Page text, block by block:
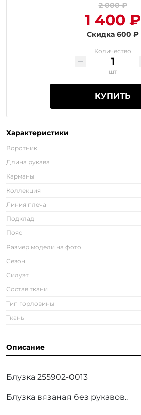
2 000 ₽
1 400 ₽
Скидка 600 ₽
Количество
шт
КУПИТЬ
Характеристики
Воротник
Длина рукава
Карманы
Коллекция
Линия плеча
Подклад
Пояс
Размер модели на фото
Сезон
Силуэт
Состав ткани
Тип горловины
Ткань
Описание
Блузка 255902-0013
Блузка вязаная без рукавов..